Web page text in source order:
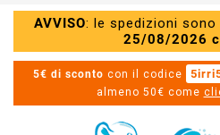
AVVISO: le spedizioni sono
25/08/2026
5€ di sconto con il codice
almeno 50€ come